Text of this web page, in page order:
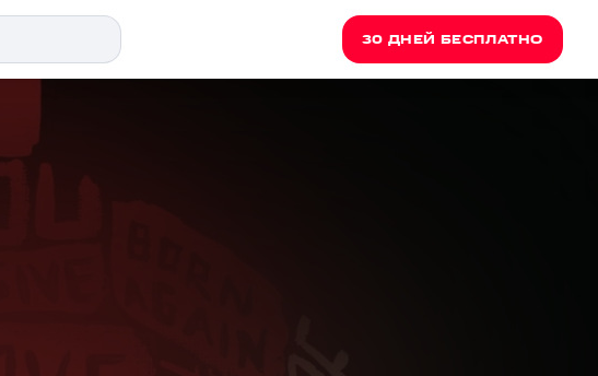
30 ДНЕЙ БЕСПЛАТНО